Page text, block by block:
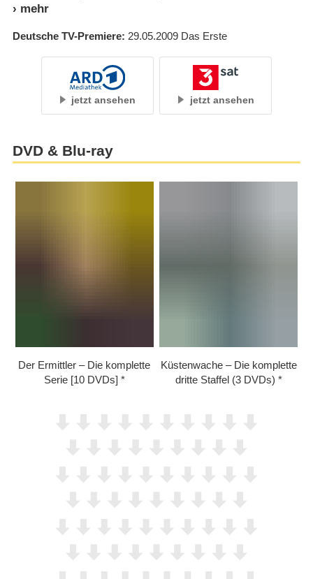
Deutsche TV-Premiere 29.05.2009 Das Erste
jetzt ansehen jetzt ansehen
DVD & Blu-ray
Der Ermittler – Die komplette
Serie [10 DVDs]
Küstenwache – Die komplette
dritte Staffel (3 DVDs)